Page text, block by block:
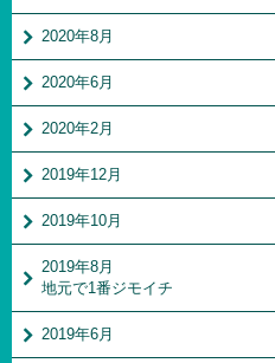
2020年8月
2020年6月
2020年2月
2019年12月
2019年10月
2019年8月
地元で1番ジモイチ
2019年6月